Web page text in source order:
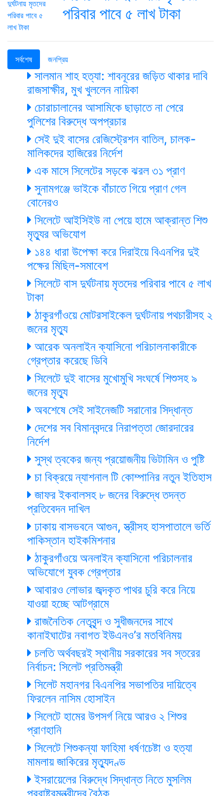
পরিবার পাবে ৫ লাখ টাকা
সর্বশেষ জনপ্রিয়
সালমান শাহ হত্যা: শাবনূরের জড়িত থাকার দাবি
রাজসাক্ষীর, মুখ খুললেন নায়িকা
চোরাচালানের আসামিকে ছাড়াতে না পেরে
পুলিশের বিরুদ্ধে অপপ্রচার
সেই দুই বাসের রেজিস্ট্রেশন বাতিল, চালক-
মালিকদের হাজিরের নির্দেশ
এক মাসে সিলেটের সড়কে ঝরল ৩১ প্রাণ
সুনামগঞ্জে ভাইকে বাঁচাতে গিয়ে প্রাণ গেল
বোনেরও
সিলেটে আইসিইউ না পেয়ে হামে আক্রান্ত শিশু
মৃত্যুর অভিযোগ
১৪৪ ধারা উপেক্ষা করে দিরাইয়ে বিএনপির দুই
পক্ষের মিছিল-সমাবেশ
সিলেটে বাস দুর্ঘটনায় মৃতদের পরিবার পাবে ৫ লাখ
টাকা
ঠাকুরগাঁওয়ে মোটরসাইকেল দুর্ঘটনায় পথচারীসহ ২
জনের মৃত্যু
আরেক অনলাইন ক্যাসিনো পরিচালনাকারীকে
গ্রেপ্তার করেছে ডিবি
সিলেটে দুই বাসের মুখোমুখি সংঘর্ষে শিশুসহ ৯
জনের মৃত্যু
অবশেষে সেই সাইনেজটি সরানোর সিদ্ধান্ত
দেশের সব বিমানবন্দরে নিরাপত্তা জোরদারের
নির্দেশ
সুস্থ ত্বকের জন্য প্রয়োজনীয় ভিটামিন ও পুষ্টি
চা বিক্রয়ে ন্যাশনাল টি কোম্পানির নতুন ইতিহাস
জাফর ইকবালসহ ৮ জনের বিরুদ্ধে তদন্ত
প্রতিবেদন দাখিল
ঢাকায় বাসভবনে আগুন, স্ত্রীসহ হাসপাতালে ভর্তি
পাকিস্তান হাইকমিশনার
ঠাকুরগাঁওয়ে অনলাইন ক্যাসিনো পরিচালনার
অভিযোগে যুবক গ্রেপ্তার
আবারও লোভার জব্দকৃত পাথর চুরি করে নিয়ে
যাওয়া হচ্ছে আটগ্রামে
রাজনৈতিক নেতৃবৃন্দ ও সুধীজনদের সাথে
কানাইঘাটের নবাগত ইউএনও’র মতবিনিময়
চলতি অর্থবছরই স্থানীয় সরকারের সব স্তরের
নির্বাচন: সিলেট প্রতিমন্ত্রী
সিলেট মহানগর বিএনপির সভাপতির দায়িত্বে
ফিরলেন নাসিম হোসাইন
সিলেটে হামের উপসর্গ নিয়ে আরও ২ শিশুর
প্রাণহানি
সিলেটে শিশুকন্যা ফাহিমা ধর্ষণচেষ্টা ও হত্যা
মামলায় জাকিরের মৃত্যুদণ্ড
ইসরায়েলের বিরুদ্ধে সিদ্ধান্ত নিতে মুসলিম